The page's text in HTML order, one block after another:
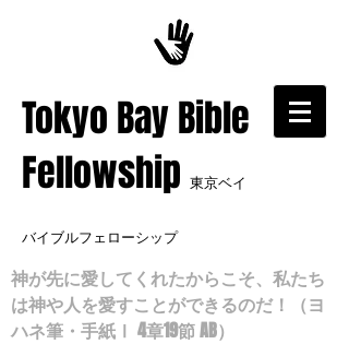
​Tokyo Bay Bible
Fellowship 東京ベイ
バイブルフェローシップ
神が先に愛してくれたからこそ、私たち
は神や人を愛すことができるのだ！（ヨ
ハネ筆・手紙Ⅰ 4章19節 AB）